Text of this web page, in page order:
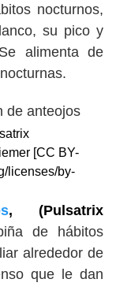
nocturnos,
su pico y
alimenta de
[CC BY-
licenses/by-
, (Pulsatrix
de hábitos
alrededor de
que le dan